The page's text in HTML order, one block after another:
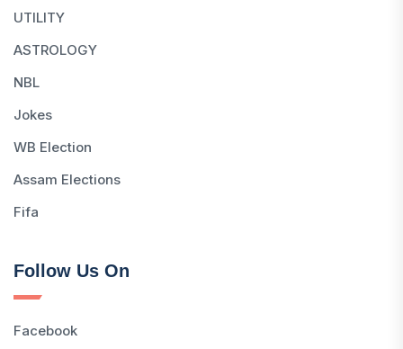
UTILITY
ASTROLOGY
NBL
Jokes
WB Election
Assam Elections
Fifa
Follow Us On
Facebook